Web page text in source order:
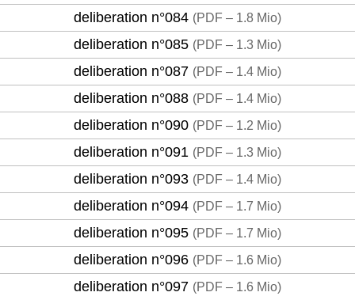
deliberation n°084 (PDF – 1.8 Mio)
deliberation n°085 (PDF – 1.3 Mio)
deliberation n°087 (PDF – 1.4 Mio)
deliberation n°088 (PDF – 1.4 Mio)
deliberation n°090 (PDF – 1.2 Mio)
deliberation n°091 (PDF – 1.3 Mio)
deliberation n°093 (PDF – 1.4 Mio)
deliberation n°094 (PDF – 1.7 Mio)
deliberation n°095 (PDF – 1.7 Mio)
deliberation n°096 (PDF – 1.6 Mio)
deliberation n°097 (PDF – 1.6 Mio)